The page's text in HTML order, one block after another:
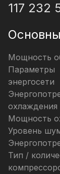
117 232
Мощность
Параметры
энергосети
охлаждения
Мощность
Уровень
Тип /